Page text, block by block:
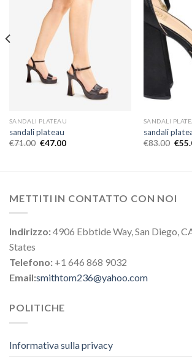
SANDALI PLATEAU
sandali plateau
€71.00 €47.00
SANDALI
sandali
€83.00 €
METTITI IN CONTATTO CON NOI
Indirizzo:4906 Ebbtide Way, San Diego,
States
Telefono: +1 646 868 9032
Email:smithtom236@yahoo.com
POLITICHE
Informativa sulla privacy